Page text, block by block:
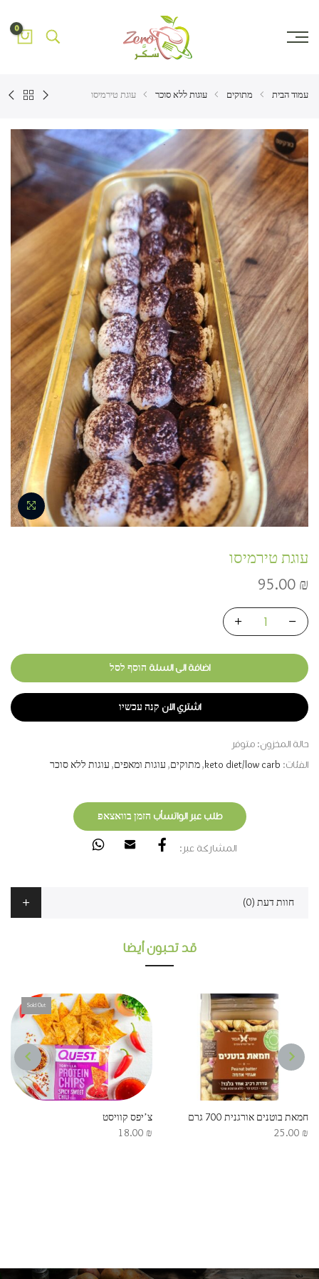
0
עמוד הבית מתוקים עוגות ללא סוכר עוגת טירמיסו
עוגת טירמיסו
95.00 ₪
اضافة الى السلة הוסף לסל
اشتري الان קנה עכשיו
حالة المخزون: متوفر
الفئات: keto diet/low carb
,מתוקים, עוגות ומאפים, עוגות ללא סוכר
طلب عبر الواتسأب הזמן בוואצאפ
المشاركة عبر:
חוות דעת (0)
قد تحبون أيضا
PREVIOUS
חמאת בוטנים אורגנית 700 גרם
25.00 ₪
Sold Out
צ’יפס קוויסט
18.00 ₪
NEXT